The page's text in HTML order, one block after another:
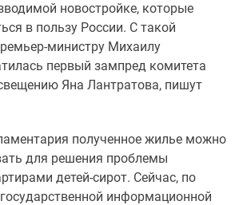
новостройке, которые
в пользу России. С такой
министру Михаилу
первый зампред комитета
Яна Лантратова, пишут
полученное жилье можно
для решения проблемы
детей-сирот. Сейчас, по
информационной